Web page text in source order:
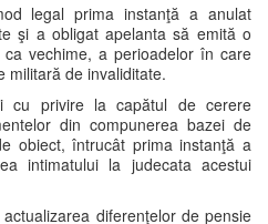
legal prima instanţă a anulat
şi a obligat apelanta să emită o
vechime, a perioadelor în care
militară de invaliditate.
cu privire la capătul de cerere
din compunerea bazei de
obiect, întrucât prima instanţă a
intimatului la judecata acestui
diferenţelor de pensie